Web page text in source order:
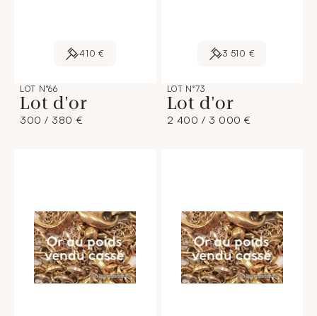
410 €
LOT N°66
Lot d'or
300 / 380 €
3 510 €
LOT N°73
Lot d'or
2 400 / 3 000 €